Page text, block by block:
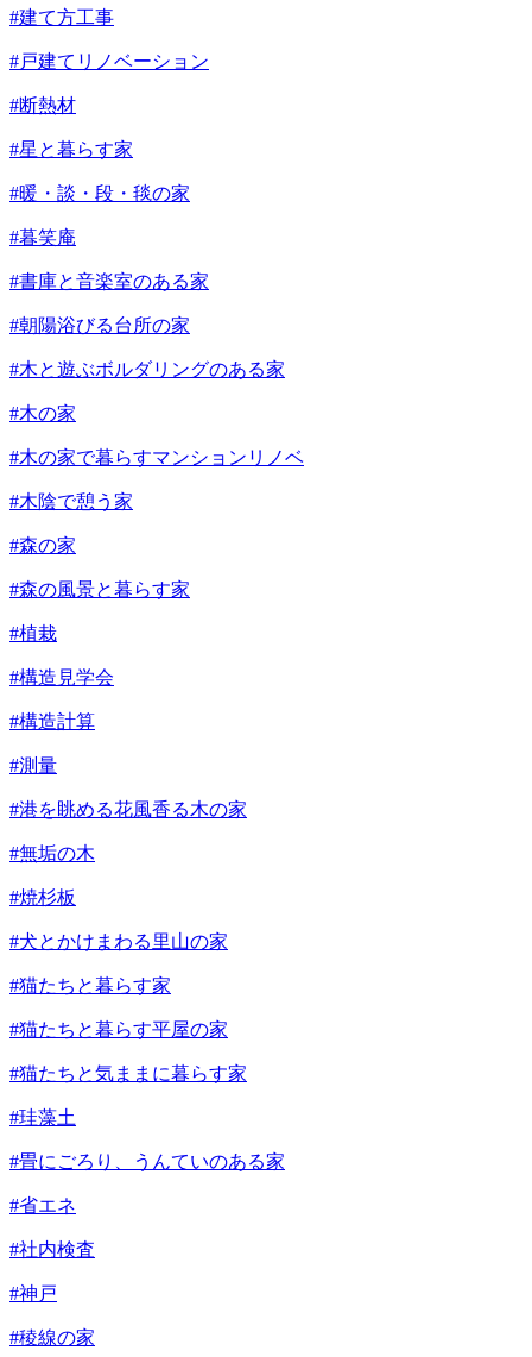
#建て方工事
#戸建てリノベーション
#断熱材
#星と暮らす家
#暖・談・段・毯の家
#暮笑庵
#書庫と音楽室のある家
#朝陽浴びる台所の家
#木と遊ぶボルダリングのある家
#木の家
#木の家で暮らすマンションリノベ
#木陰で憩う家
#森の家
#森の風景と暮らす家
#植栽
#構造見学会
#構造計算
#測量
#港を眺める花風香る木の家
#無垢の木
#焼杉板
#犬とかけまわる里山の家
#猫たちと暮らす家
#猫たちと暮らす平屋の家
#猫たちと気ままに暮らす家
#珪藻土
#畳にごろり、うんていのある家
#省エネ
#社内検査
#神戸
#稜線の家